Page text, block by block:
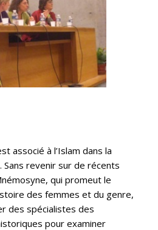
associé à l’Islam dans la
Sans revenir sur de récents
qui promeut le
des femmes et du genre,
des spécialistes des
pour examiner